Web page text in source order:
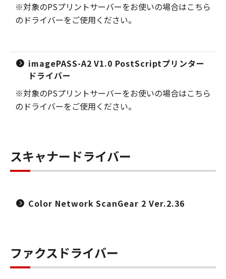
※対象のPSプリントサーバーをお使いの場合はこちら
のドライバーをご使用ください。
imagePASS-A2 V1.0 PostScriptプリンター
ドライバー
※対象のPSプリントサーバーをお使いの場合はこちら
のドライバーをご使用ください。
スキャナードライバー
Color Network ScanGear 2 Ver.2.36
ファクスドライバー